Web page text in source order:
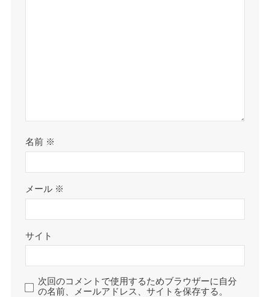
名前 ※
メール ※
サイト
次回のコメントで使用するためブラウザーに自分
の名前、メールアドレス、サイトを保存する。